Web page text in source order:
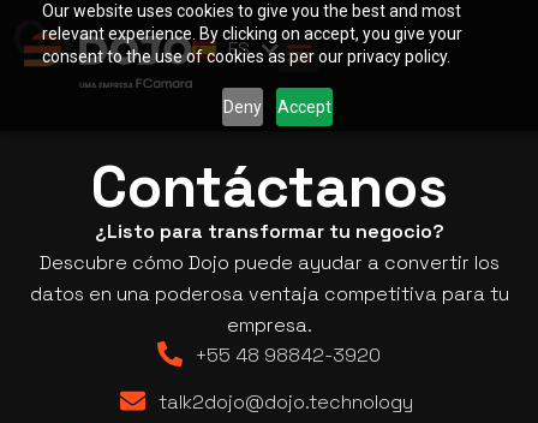
Our website uses cookies to give you the best and most
relevant experience. By clicking on accept, you give your
consent to the use of cookies as per our privacy policy.
Deny Accept
ES
PT
EN
Casos
Contáctanos
¿Listo para transformar tu negocio?
Descubre cómo Dojo puede ayudar a convertir los
datos en una poderosa ventaja competitiva para tu
empresa.
+55 48 98842-3920
talk2dojo@dojo.technology